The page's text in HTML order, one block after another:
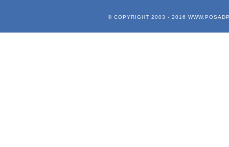
© COPYRIGHT 2003 - 2016